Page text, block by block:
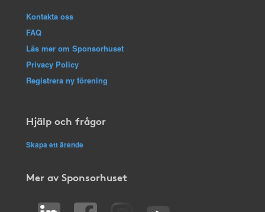
Kontakta oss
FAQ
Läs mer om Sponsorhuset
Privacy Policy
Registrera ny förening
Hjälp och frågor
Skapa ett ärende
Mer av Sponsorhuset